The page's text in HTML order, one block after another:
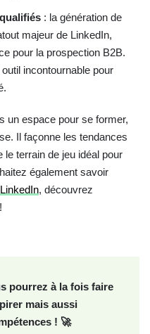
: la génération de
majeur de LinkedIn,
pour la prospection B2B.
incontournable pour
un espace pour se former,
Il façonne les tendances
terrain de jeu idéal pour
également savoir
, découvrez
pourrez à la fois faire
mais aussi
! 🚀